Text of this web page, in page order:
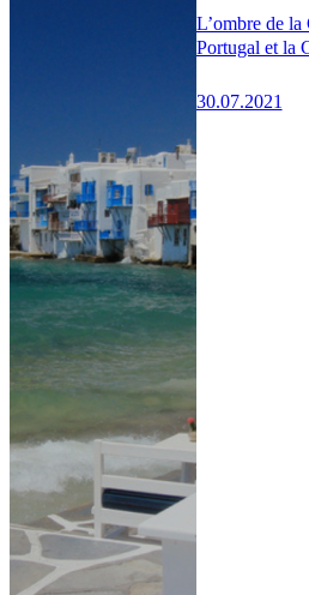
L’ombre de
Portugal et la
30.07.2021